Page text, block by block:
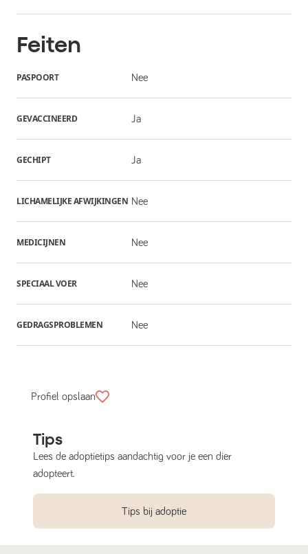
Feiten
PASPOORT Nee
GEVACCINEERD Ja
GECHIPT Ja
LICHAMELIJKE AFWIJKINGEN Nee
MEDICIJNEN Nee
SPECIAAL VOER Nee
GEDRAGSPROBLEMEN Nee
Profiel opslaan
Tips
Lees de adoptietips aandachtig voor je een dier
adopteert.
Tips bij adoptie